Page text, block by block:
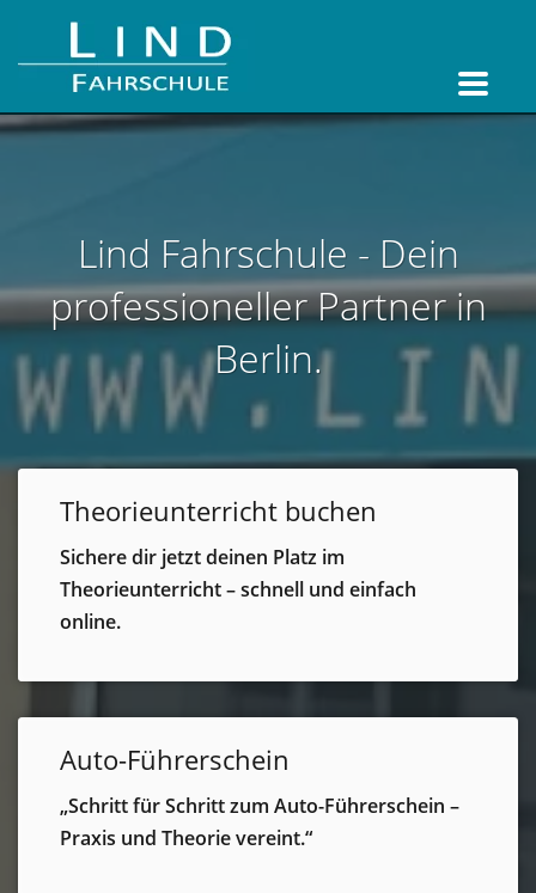
Lind Fahrschule - Dein
professioneller Partner in
Berlin.
Theorieunterricht buchen
Sichere dir jetzt deinen Platz im
Theorieunterricht – schnell und einfach
online.
Auto-Führerschein
„Schritt für Schritt zum Auto-Führerschein –
Praxis und Theorie vereint.“